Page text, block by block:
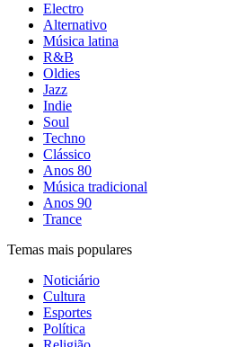
Electro
Alternativo
Música latina
R&B
Oldies
Jazz
Indie
Soul
Techno
Clássico
Anos 80
Música tradicional
Anos 90
Trance
Temas mais populares
Noticiário
Cultura
Esportes
Política